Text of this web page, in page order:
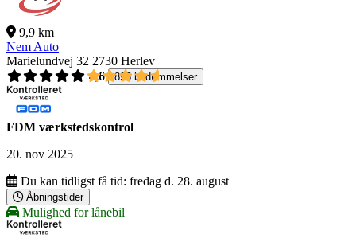
9,9 km
Nem Auto
Marielundvej 32 2730 Herlev
4,6
895 bedømmelser
FDM værkstedskontrol
20. nov 2025
Du kan tidligst få tid: fredag d. 28. august
Åbningstider
Mulighed for lånebil